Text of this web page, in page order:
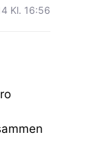
Kl. 16:56